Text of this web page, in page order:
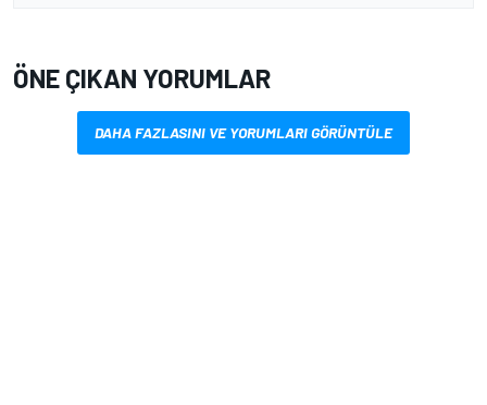
ÖNE ÇIKAN YORUMLAR
DAHA FAZLASINI VE YORUMLARI GÖRÜNTÜLE